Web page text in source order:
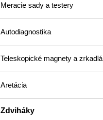
Meracie sady a testery
Autodiagnostika
Teleskopické magnety a zrkadlá
Aretácia
Zdviháky